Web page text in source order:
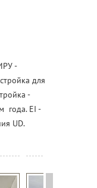
-
для
-
года. EI -
UD.